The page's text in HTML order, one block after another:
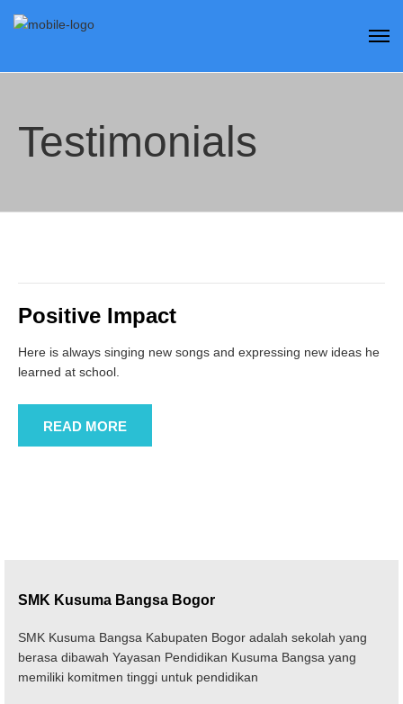
Testimonials
Positive Impact
Here is always singing new songs and expressing new ideas he
learned at school.
READ MORE
SMK Kusuma Bangsa Bogor
SMK Kusuma Bangsa Kabupaten Bogor adalah sekolah yang
berasa dibawah Yayasan Pendidikan Kusuma Bangsa yang
memiliki komitmen tinggi untuk pendidikan